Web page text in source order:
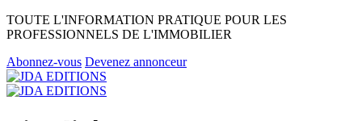
TOUTE L'INFORMATION PRATIQUE POUR LES
PROFESSIONNELS DE L'IMMOBILIER
Abonnez-vous Devenez annonceur